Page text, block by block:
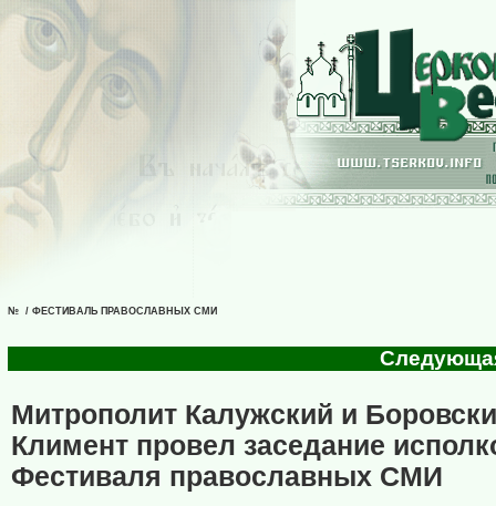
№ / ФЕСТИВАЛЬ ПРАВОСЛАВНЫХ СМИ
Митрополит Калужский и
Климент провел заседание
Фестиваля православных СМИ